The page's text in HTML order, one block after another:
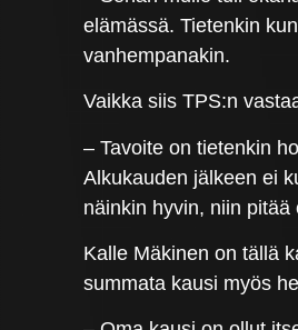
elämässä. Tietenkin
vanhempanakin.
Vaikka siis TPS:n
– Tavoite on tietenkin
Alkukauden jälkeen ei
näinkin hyvin, niin pitää
Kalle Mäkinen on tällä
summata kausi myös